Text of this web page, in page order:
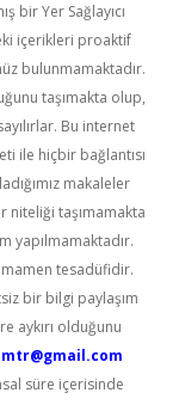
bir Yer Sağlayıcı
içerikleri proaktif
bulunmamaktadır.
taşımakta olup,
Bu internet
ile hiçbir bağlantısı
makaleler
niteliği taşımamakta
yapılmamaktadır.
tesadüfidir.
bir bilgi paylaşım
aykırı olduğunu
süre içerisinde